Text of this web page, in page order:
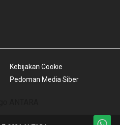
Kebijakan Cookie
Pedoman Media Siber